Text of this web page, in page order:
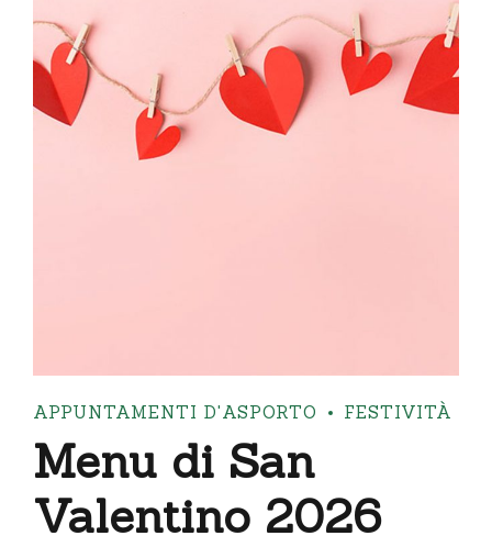
APPUNTAMENTI D'ASPORTO FESTIVITÀ
Menu di San
Valentino 2026